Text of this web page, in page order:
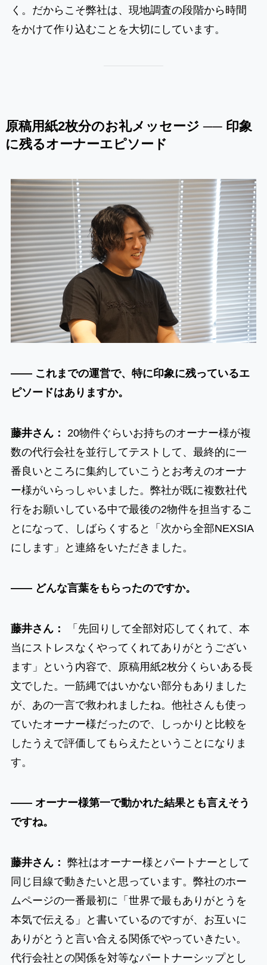
く。だからこそ弊社は、現地調査の段階から時間
をかけて作り込むことを大切にしています。
原稿用紙2枚分のお礼メッセージ ── 印象
に残るオーナーエピソード
―― これまでの運営で、特に印象に残っているエ
ピソードはありますか。
藤井さん： 20物件ぐらいお持ちのオーナー様が複
数の代行会社を並行してテストして、最終的に一
番良いところに集約していこうとお考えのオーナ
ー様がいらっしゃいました。弊社が既に複数社代
行をお願いしている中で最後の2物件を担当するこ
とになって、しばらくすると「次から全部NEXSIA
にします」と連絡をいただきました。
―― どんな言葉をもらったのですか。
藤井さん：
「先回りして全部対応してくれて、本
当にストレスなくやってくれてありがとうござい
ます」という内容で、原稿用紙2枚分くらいある長
文でした。一筋縄ではいかない部分もありました
が、あの一言で救われましたね。他社さんも使っ
ていたオーナー様だったので、しっかりと比較を
したうえで評価してもらえたということになりま
す。
―― オーナー様第一で動かれた結果とも言えそう
ですね。
藤井さん： 弊社はオーナー様とパートナーとして
同じ目線で動きたいと思っています。弊社のホー
ムページの一番最初に「世界で最もありがとうを
本気で伝える」と書いているのですが、お互いに
ありがとうと言い合える関係でやっていきたい。
代行会社との関係を対等なパートナーシップとし